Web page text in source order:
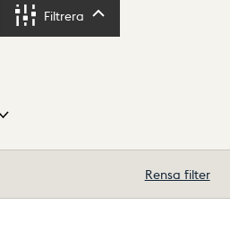
Filtrera
Rensa filter